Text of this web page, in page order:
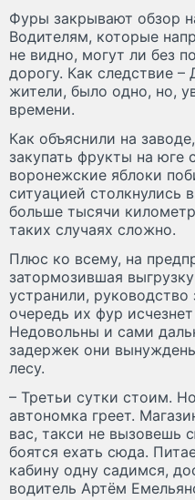
Фуры закрывают обзор
Водителям, которые
не видно, могут ли без
дорогу. Как следствие
жители, было одно, но,
времени.
Как объяснили на
закупать фрукты на юге
воронежские яблоки
ситуацией столкнулись
больше тысячи
таких случаях сложно.
Плюс ко всему, на
затормозившая
устранили,
очередь их фур
Недовольны и сами
задержек они
лесу.
– Третьи сутки стоим.
автономка греет.
вас, такси не вызовешь
боятся ехать сюда.
кабину одну садимся,
водитель Артём